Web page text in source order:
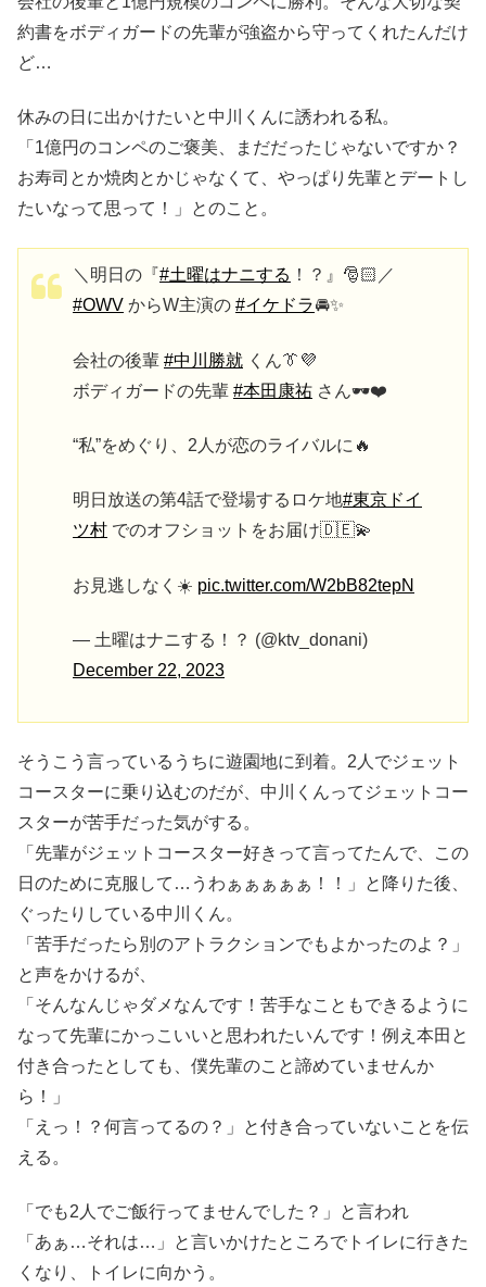
約書をボディガードの先輩が強盗から守ってくれたんだけ
ど…
休みの日に出かけたいと中川くんに誘われる私。
「1億円のコンペのご褒美、まだだったじゃないですか？
お寿司とか焼肉とかじゃなくて、やっぱり先輩とデートし
たいなって思って！」とのこと。
＼明日の『#土曜はナニする ！？』🎅🏻／
#OWV からW主演の #イケドラ🚘✨
会社の後輩 #中川勝就 くん👔💜
ボディガードの先輩 #本田康祐 さん🕶️❤️
“私”をめぐり、2人が恋のライバルに🔥
明日放送の第4話で登場するロケ地#東京ドイ
ツ村 でのオフショットをお届け🇩🇪💫
お見逃しなく☀️ pic.twitter.com/W2bB82tepN
— 土曜はナニする！？ (@ktv_donani)
December 22, 2023
そうこう言っているうちに遊園地に到着。2人でジェット
コースターに乗り込むのだが、中川くんってジェットコー
スターが苦手だった気がする。
「先輩がジェットコースター好きって言ってたんで、この
日のために克服して…うわぁぁぁぁぁ！！」と降りた後、
ぐったりしている中川くん。
「苦手だったら別のアトラクションでもよかったのよ？」
と声をかけるが、
「そんなんじゃダメなんです！苦手なこともできるように
なって先輩にかっこいいと思われたいんです！例え本田と
付き合ったとしても、僕先輩のこと諦めていませんか
ら！」
「えっ！？何言ってるの？」と付き合っていないことを伝
える。
「でも2人でご飯行ってませんでした？」と言われ
「あぁ…それは…」と言いかけたところでトイレに行きた
くなり、トイレに向かう。